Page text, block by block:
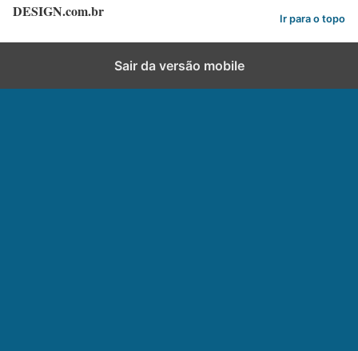
DESIGN.com.br Ir para o topo
Sair da versão mobile